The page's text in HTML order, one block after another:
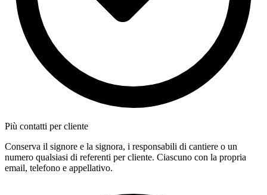
Più contatti per cliente
Conserva il signore e la signora, i responsabili di cantiere o un
numero qualsiasi di referenti per cliente. Ciascuno con la propria
email, telefono e appellativo.